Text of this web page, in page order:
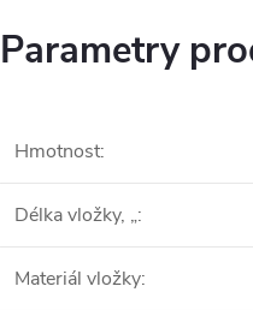
Parametry
Hmotnost:
Délka vložky, „:
Materiál vložky: